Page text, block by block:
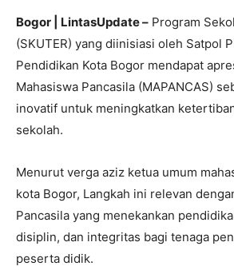
Bogor | LintasUpdate – Program
(SKUTER) yang diinisiasi oleh Satpol
Pendidikan Kota Bogor mendapat
Mahasiswa Pancasila (MAPANCAS)
inovatif untuk meningkatkan
sekolah.
Menurut verga aziz ketua umum
kota Bogor, Langkah ini relevan
Pancasila yang menekankan
disiplin, dan integritas bagi tenaga
peserta didik.